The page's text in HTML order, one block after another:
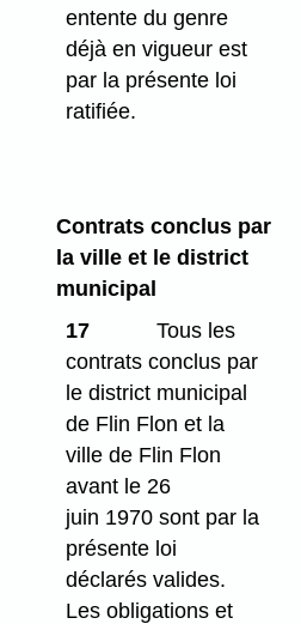
entente du genre
déjà en vigueur est
par la présente loi
ratifiée.
Contrats conclus par
la ville et le district
municipal
17
Tous les
contrats conclus par
le district municipal
de Flin Flon et la
ville de Flin Flon
avant le 26
juin 1970 sont par la
présente loi
déclarés valides.
Les obligations et